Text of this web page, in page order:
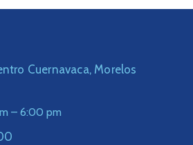
Cuernavaca, Morelos
– 6:00 pm